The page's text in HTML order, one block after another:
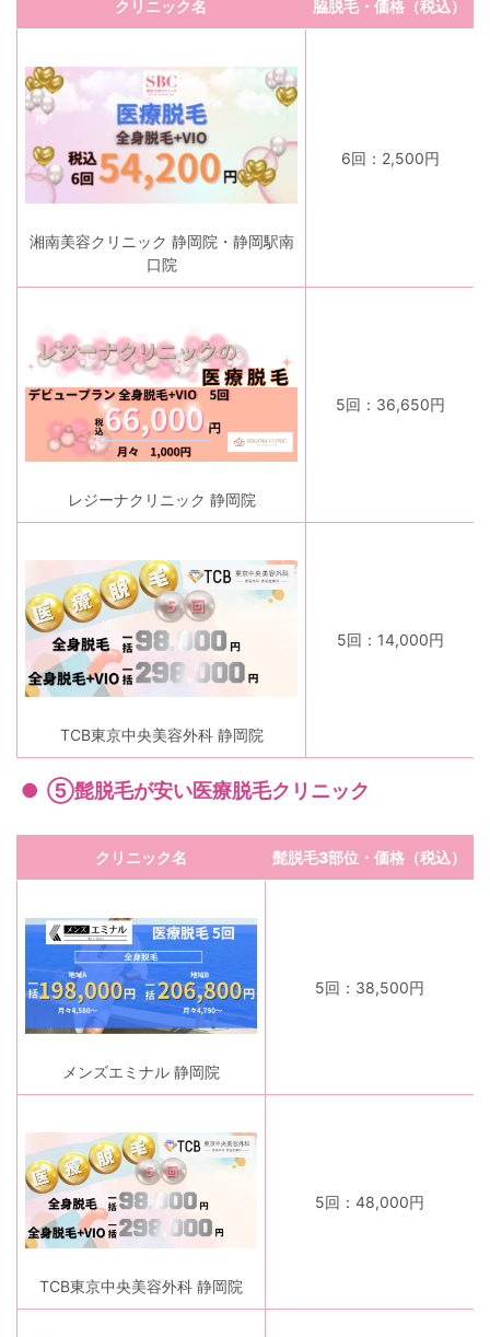
クリニック名 脇脱毛・価格（税込）
湘南美容クリニック 静岡院・静岡駅南
口院
6回：2,500円
レジーナクリニック 静岡院
5回：36,650円
TCB東京中央美容外科 静岡院
5回：14,000円
⑤髭脱毛が安い医療脱毛クリニック
クリニック名 髭脱毛3部位・価格（税込）
メンズエミナル 静岡院
5回：38,500円
TCB東京中央美容外科 静岡院
5回：48,000円